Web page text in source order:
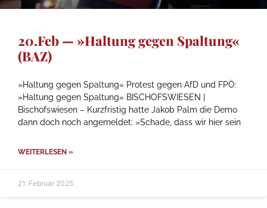
20.Feb — »Haltung gegen Spaltung«
(BAZ)
»Haltung gegen Spaltung« Protest gegen AfD und FPÖ:
»Haltung gegen Spaltung« BISCHOFSWIESEN |
Bischofswiesen – Kurzfristig hatte Jakob Palm die Demo
dann doch noch angemeldet: »Schade, dass wir hier sein
WEITERLESEN »
21. Februar 2025